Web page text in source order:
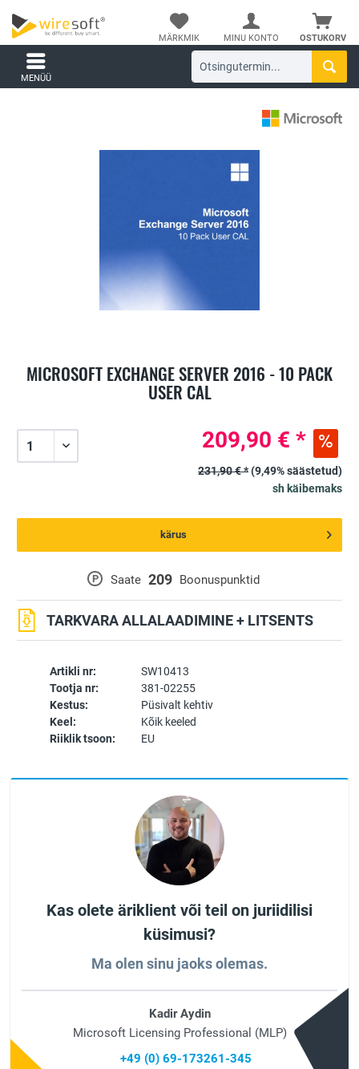
OSTUKORV
MÄRKMIK MINU KONTO
MENÜÜ
MICROSOFT EXCHANGE SERVER 2016 - 10 PACK
USER CAL
Artikli nr:
SW10413
Tootja nr:
381-02255
Kestus:
Püsivalt kehtiv
Keel:
Kõik keeled
Riiklik tsoon:
EU
P Saate 209 Boonuspunktid
TARKVARA ALLALAADIMINE + LITSENTS
209,90 € *
231,90 € *(9,49% säästetud)
sh käibemaks
kärus
Kas olete äriklient või teil on juriidilisi
küsimusi?
Ma olen sinu jaoks olemas.
Kadir Aydin
Microsoft Licensing Professional (MLP)
+49 (0) 69-173261-345